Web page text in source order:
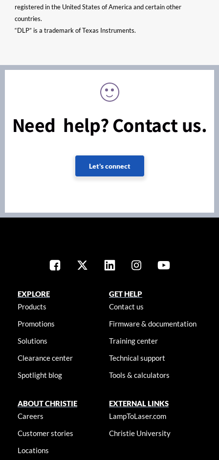
registered in the United States of America and certain other
countries.
“DLP” is a trademark of Texas Instruments.
Need help? Contact us.
Let's connect
EXPLORE
Products
Promotions
Solutions
Clearance center
Spotlight blog
GET HELP
Contact us
Firmware & documentation
Training center
Technical support
Tools & calculators
ABOUT CHRISTIE
Careers
Customer stories
Locations
EXTERNAL LINKS
LampToLaser.com
Christie University